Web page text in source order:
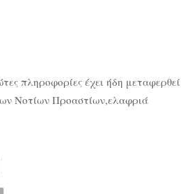
πληροφορίες έχει ήδη μεταφερθεί
Νοτίων Προαστίων,ελαφριά